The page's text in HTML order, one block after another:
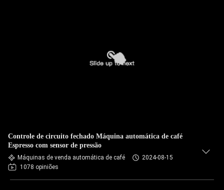
Controle de circuito fechado Máquina automática de café
Espresso com sensor de pressão
Máquinas de venda automática de café
2024-08-15
1078 opiniões